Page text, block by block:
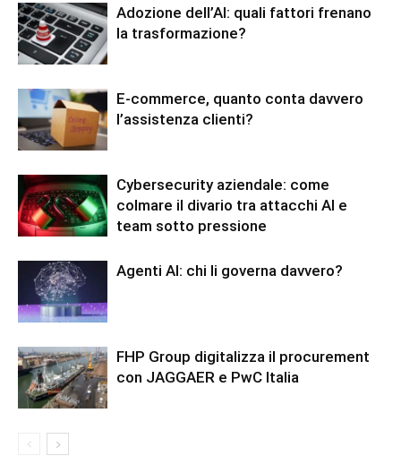
Adozione dell’AI: quali fattori frenano
la trasformazione?
E-commerce, quanto conta davvero
l’assistenza clienti?
Cybersecurity aziendale: come
colmare il divario tra attacchi AI e
team sotto pressione
Agenti AI: chi li governa davvero?
FHP Group digitalizza il procurement
con JAGGAER e PwC Italia